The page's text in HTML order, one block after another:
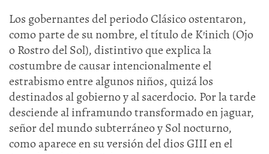
Los gobernantes del periodo Clásico ostentaron,
como parte de su nombre, el título de K’inich (Ojo
o Rostro del Sol), distintivo que explica la
costumbre de causar intencionalmente el
estrabismo entre algunos niños, quizá los
destinados al gobierno y al sacerdocio. Por la tarde
desciende al inframundo transformado en jaguar,
señor del mundo subterráneo y Sol nocturno,
como aparece en su versión del dios GIII en el